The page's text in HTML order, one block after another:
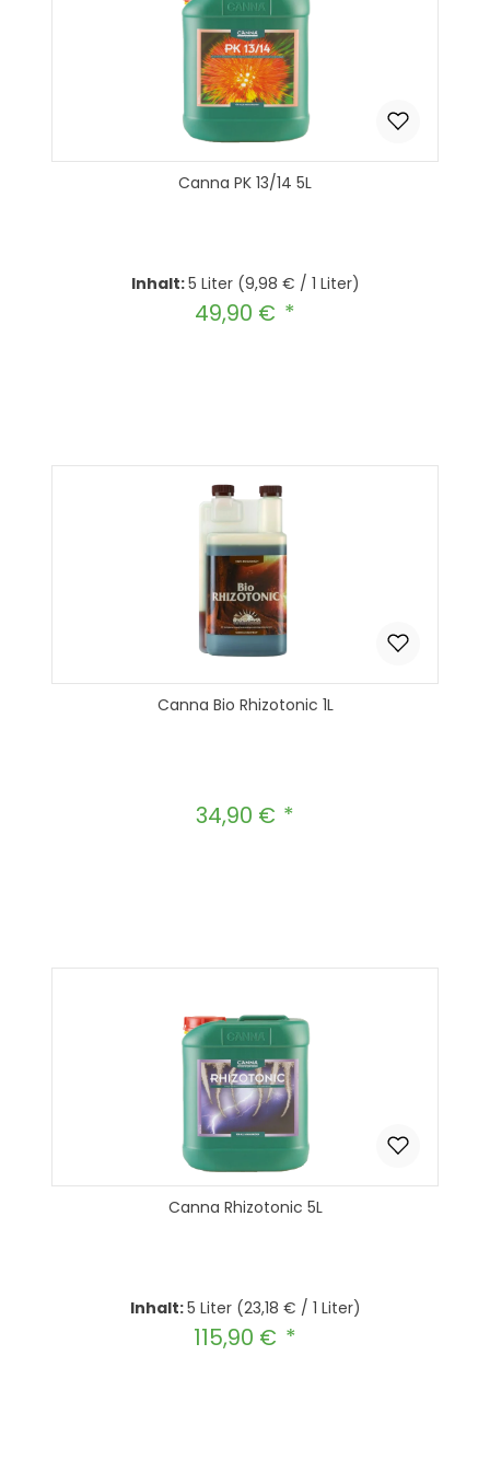
Canna PK 13/14 5L
Inhalt:5 Liter (9,98 € / 1 Liter)
Regulärer Preis:
49,90 €
Canna Bio Rhizotonic 1L
Regulärer Preis:
34,90 €
Canna Rhizotonic 5L
Inhalt:5 Liter (23,18 € / 1 Liter)
Regulärer Preis:
115,90 €